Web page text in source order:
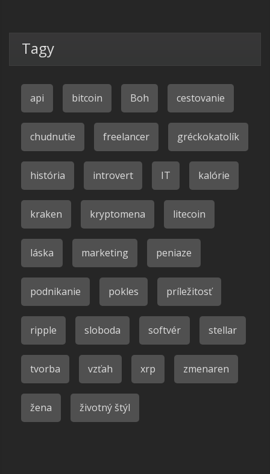
Tagy
api bitcoin Boh cestovanie
chudnutie freelancer gréckokatolík
história introvert IT kalórie
kraken kryptomena litecoin
láska marketing peniaze
podnikanie pokles príležitosť
ripple sloboda softvér stellar
tvorba vzťah xrp zmenaren
žena životný štýl